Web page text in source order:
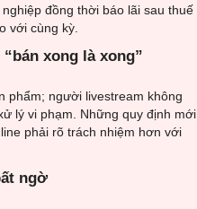
đồng thời báo lãi sau thuế
với cùng kỳ.
xong là xong”
phẩm; người livestream không
lý vi phạm. Những quy định mới
phải rõ trách nhiệm hơn với
ngờ